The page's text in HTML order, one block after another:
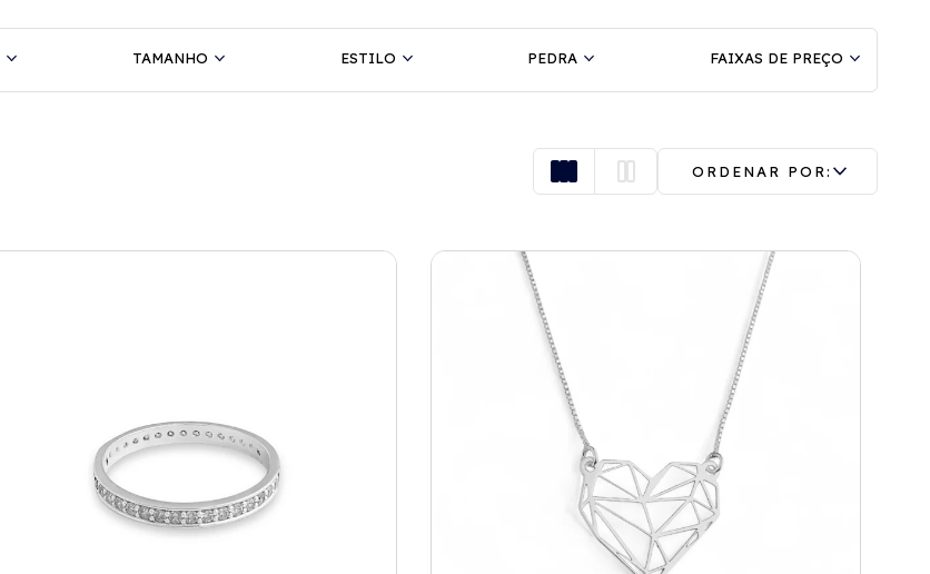
ESTILO PEDRA
TAMANHO FAIXAS DE PREÇO
ORDENAR POR: